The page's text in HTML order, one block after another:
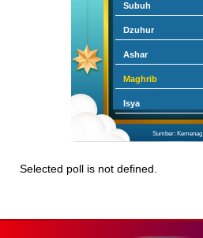
Subuh
Dzuhur
Ashar
Maghrib
Isya
Sumber: Kemenag
Selected poll is not defined.